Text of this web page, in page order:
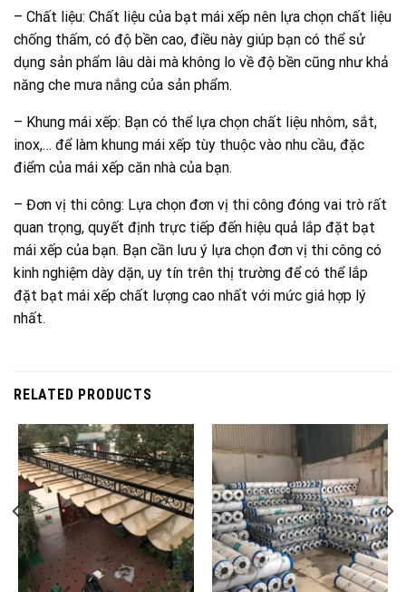
– Chất liệu: Chất liệu của bạt mái xếp nên lựa chọn chất liệu
chống thấm, có độ bền cao, điều này giúp bạn có thể sử
dụng sản phẩm lâu dài mà không lo về độ bền cũng như khả
năng che mưa nắng của sản phẩm.
– Khung mái xếp: Bạn có thể lựa chọn chất liệu nhôm, sắt,
inox,… để làm khung mái xếp tùy thuộc vào nhu cầu, đặc
điểm của mái xếp căn nhà của bạn.
– Đơn vị thi công: Lựa chọn đơn vị thi công đóng vai trò rất
quan trọng, quyết định trực tiếp đến hiệu quả lắp đặt bạt
mái xếp của bạn. Bạn cần lưu ý lựa chọn đơn vị thi công có
kinh nghiệm dày dặn, uy tín trên thị trường để có thể lắp
đặt bạt mái xếp chất lượng cao nhất với mức giá hợp lý
nhất.
RELATED PRODUCTS